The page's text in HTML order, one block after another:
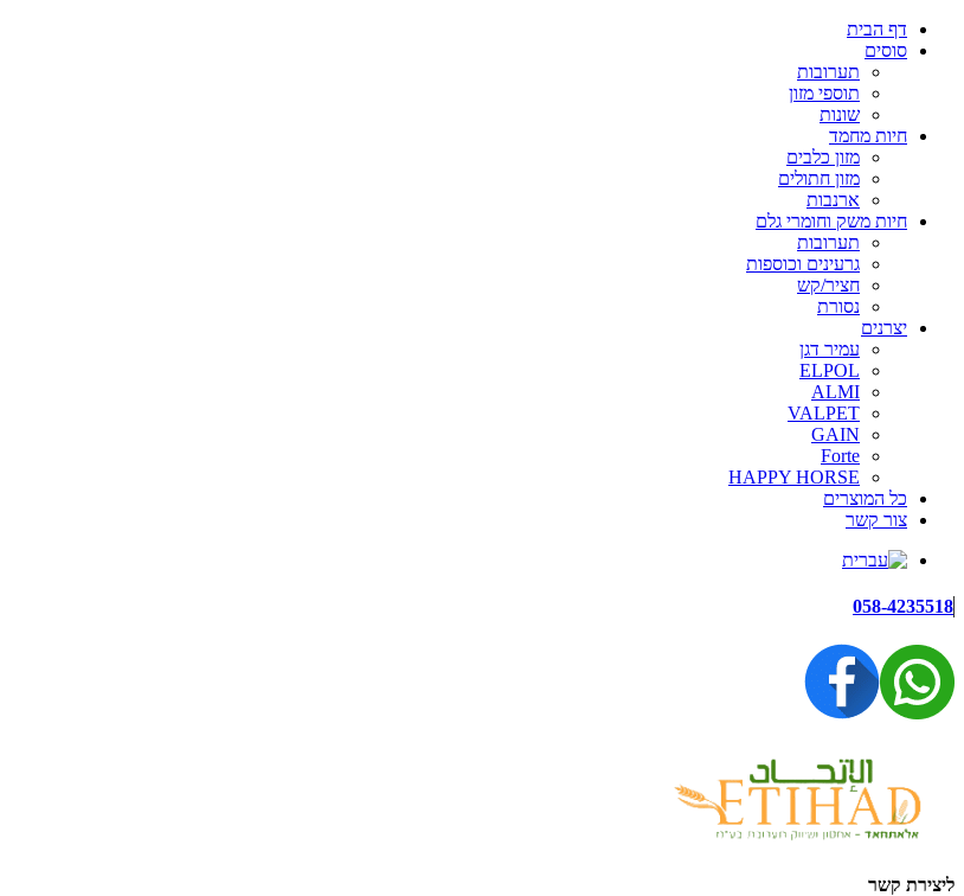
דף הבית
סוסים
תערובות
תוספי מזון
שונות
חיות מחמד
מזון כלבים
מזון חתולים
ארנבות
חיות משק וחומרי גלם
תערובות
גרעינים וכוספות
חציר/קש
נסורת
יצרנים
עמיר דגן
ELPOL
ALMI
VALPET
GAIN
Forte
HAPPY HORSE
כל המוצרים
צור קשר
058-4235518
ליצירת קשר